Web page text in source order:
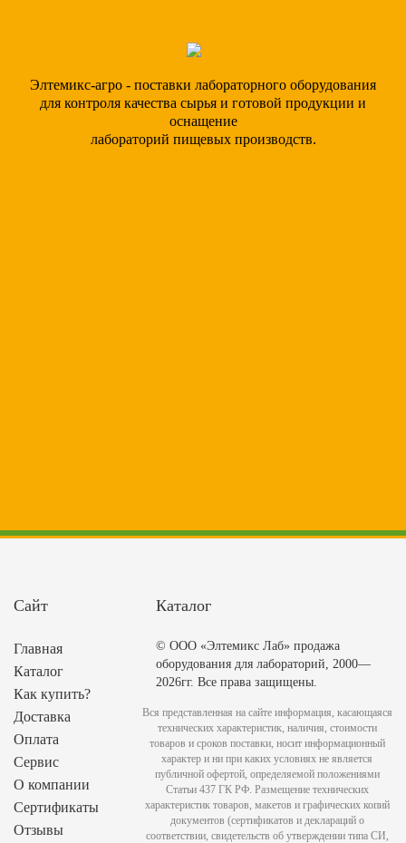
Элтемикс-агро - поставки лабораторного оборудования
для контроля качества сырья и готовой продукции и
оснащение
лабораторий пищевых производств.
Сайт
Главная
Каталог
Как купить?
Доставка
Оплата
Сервис
О компании
Сертификаты
Отзывы
Каталог
© ООО «Элтемикс Лаб» продажа
оборудования для лабораторий, 2000—
2026гг. Все права защищены.
Вся представленная на сайте информация, касающаяся
технических характеристик, наличия, стоимости
товаров и сроков поставки, носит информационный
характер и ни при каких условиях не является
публичной офертой, определяемой положениями
Статьи 437 ГК РФ. Размещение технических
характеристик товаров, макетов и графических копий
документов (сертификатов и деклараций о
соответствии, свидетельств об утверждении типа СИ,